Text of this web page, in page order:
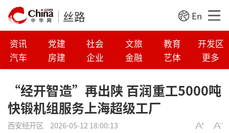
丝路 En
资讯 党建 社会 文旅 教育
开发区
汽车
房建 企业 金融 艺体 更多
“经开智造”再出陕 百润重工5000吨
快锻机组服务上海超级工厂
西安经开区 2026-05-12 18:00:13